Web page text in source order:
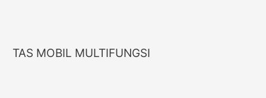
TAS MOBIL MULTIFUNGSI